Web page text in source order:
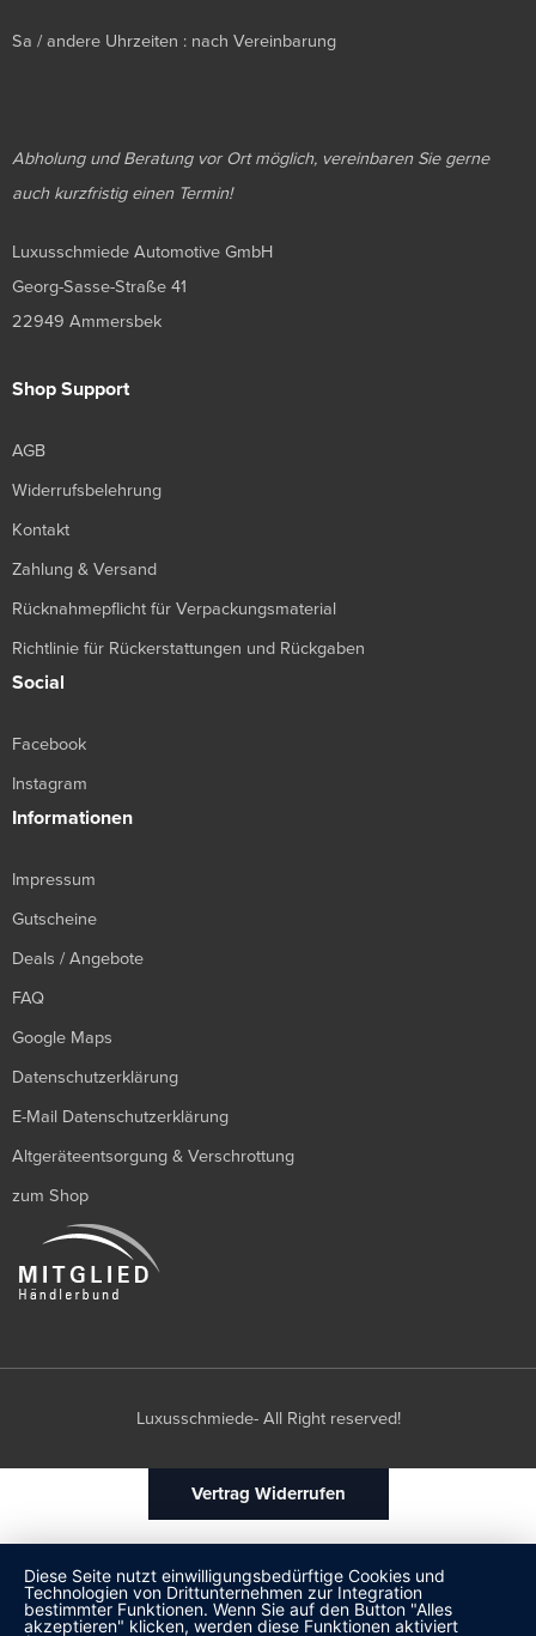
Sa / andere Uhrzeiten : nach Vereinbarung
Abholung und Beratung vor Ort möglich, vereinbaren Sie gerne
auch kurzfristig einen Termin!
Luxusschmiede Automotive GmbH
Georg-Sasse-Straße 41
22949 Ammersbek
Shop Support
AGB
Widerrufsbelehrung
Kontakt
Zahlung & Versand
Rücknahmepflicht für Verpackungsmaterial
Richtlinie für Rückerstattungen und Rückgaben
Social
Facebook
Instagram
Informationen
Impressum
Gutscheine
Deals / Angebote
FAQ
Google Maps
Datenschutzerklärung
E-Mail Datenschutzerklärung
Altgeräteentsorgung & Verschrottung
zum Shop
Luxusschmiede- All Right reserved!
Vertrag Widerrufen
Diese Seite nutzt einwilligungsbedürftige Cookies und
Technologien von Drittunternehmen zur Integration
bestimmter Funktionen. Wenn Sie auf den Button "Alles
akzeptieren" klicken, werden diese Funktionen aktiviert